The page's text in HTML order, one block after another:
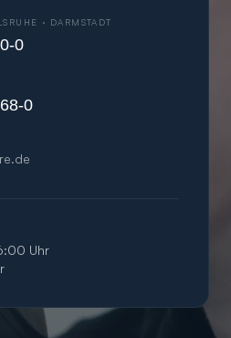
· DARMSTADT
0
0
Uhr